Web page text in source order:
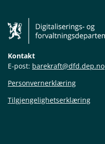
Kontakt
E-post: barekraft@dfd.dep.no
Personvernerklæring
Tilgjengelighetserklæring